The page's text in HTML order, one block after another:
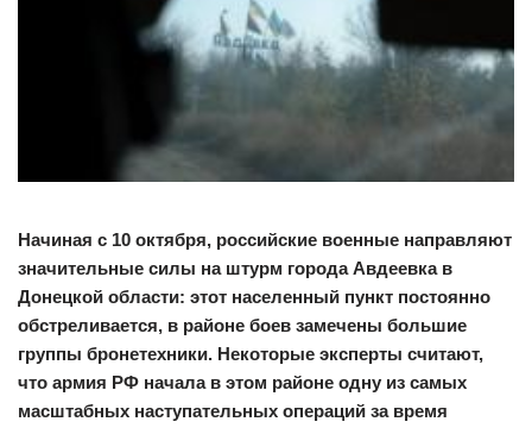
Начиная с 10 октября, российские военные направляют
значительные силы на штурм города Авдеевка в
Донецкой области: этот населенный пункт постоянно
обстреливается, в районе боев замечены большие
группы бронетехники. Некоторые эксперты считают,
что армия РФ начала в этом районе одну из самых
масштабных наступательных операций за время